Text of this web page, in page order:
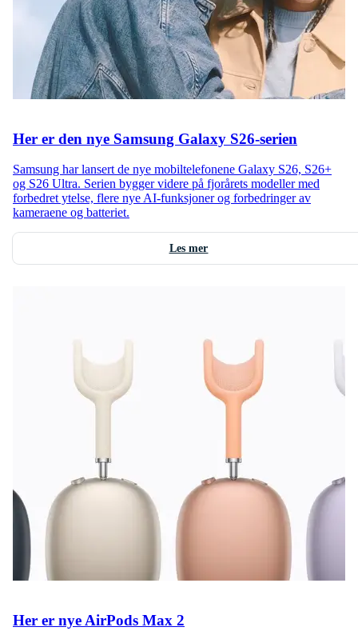
Her er den nye Samsung Galaxy S26-serien
Samsung har lansert de nye mobiltelefonene Galaxy S26, S26+
og S26 Ultra. Serien bygger videre på fjorårets modeller med
forbedret ytelse, flere nye AI-funksjoner og forbedringer av
kameraene og batteriet.
Les mer
Her er nye AirPods Max 2